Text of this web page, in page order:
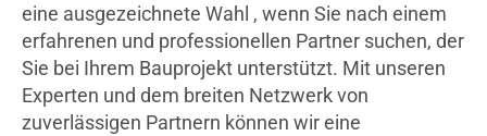
eine ausgezeichnete Wahl , wenn Sie nach einem
erfahrenen und professionellen Partner suchen, der
Sie bei Ihrem Bauprojekt unterstützt. Mit unseren
Experten und dem breiten Netzwerk von
zuverlässigen Partnern können wir eine